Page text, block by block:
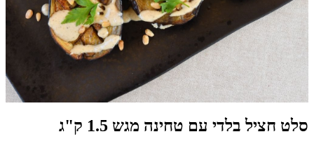
סלט חציל בלדי עם טחינה מגש 1.5 ק"ג